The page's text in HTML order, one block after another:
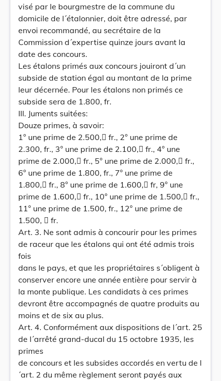
visé par le bourgmestre de la commune du
domicile de l´étalonnier, doit être adressé, par
envoi recommandé, au secrétaire de la
Commission d´expertise quinze jours avant la
date des concours.
Les étalons primés aux concours jouiront d´un
subside de station égal au montant de la prime
leur décernée. Pour les étalons non primés ce
subside sera de 1.800, fr.
III. Juments suitées:
Douze primes, à savoir:
1° une prime de 2.500, fr., 2° une prime de
2.300, fr., 3° une prime de 2.100, fr., 4° une
prime de 2.000, fr., 5° une prime de 2.000, fr.,
6° une prime de 1.800, fr., 7° une prime de
1.800, fr., 8° une prime de 1.600, fr, 9° une
prime de 1.600, fr., 10° une prime de 1.500, fr.,
11° une prime de 1.500, fr., 12° une prime de
1.500,  fr.
Art. 3. Ne sont admis à concourir pour les primes
de raceur que les étalons qui ont été admis trois
fois
dans le pays, et que les propriétaires s´obligent à
conserver encore une année entière pour servir à
la monte publique. Les candidats à ces primes
devront être accompagnés de quatre produits au
moins et de six au plus.
Art. 4. Conformément aux dispositions de l´art. 25
de l´arrêté grand-ducal du 15 octobre 1935, les
primes
de concours et les subsides accordés en vertu de l
´art. 2 du même règlement seront payés aux